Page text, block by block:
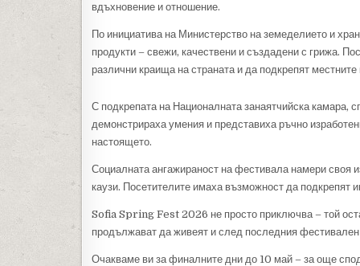
вдъхновение и отношение.
По инициатива на Министерство на земеделието и
продукти – свежи, качествени и създадени с грижа.
различни краища на страната и да подкрепят местните
С подкрепата на Националната занаятчийска камара,
демонстрираха умения и представиха ръчно
настоящето.
Социалната ангажираност на фестивала намери своя
каузи. Посетителите имаха възможност да подкрепят
Sofia Spring Fest 2026 не просто приключва – той
продължават да живеят и след последния фестивален
Очакваме ви за финалните дни до 10 май – за още